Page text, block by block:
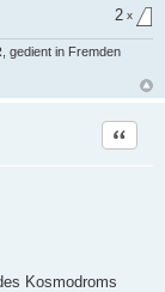
2 x
gedient in Fremden
Zitat
Kosmodroms